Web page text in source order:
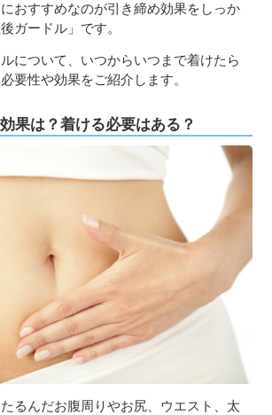
おすすめなのが引き締め効果をしっか
ガードル」です。
について、いつからいつまで着けたら
要性や効果をご紹介します。
果は？着ける必要はある？
るんだお腹周りやお尻、ウエスト、太